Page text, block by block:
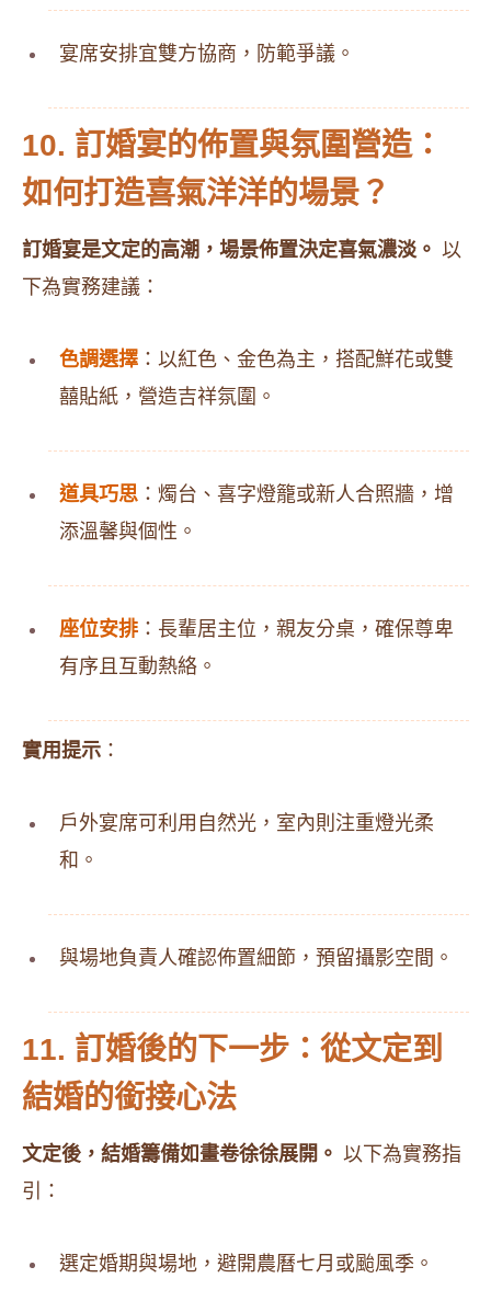
宴席安排宜雙方協商，防範爭議。
10. 訂婚宴的佈置與氛圍營造：
如何打造喜氣洋洋的場景？
訂婚宴是文定的高潮，場景佈置決定喜氣濃淡。 以
下為實務建議：
色調選擇 ：以紅色、金色為主，搭配鮮花或雙
囍貼紙，營造吉祥氛圍。
道具巧思 ：燭台、喜字燈籠或新人合照牆，增
添溫馨與個性。
座位安排 ：長輩居主位，親友分桌，確保尊卑
有序且互動熱絡。
實用提示 ：
戶外宴席可利用自然光，室內則注重燈光柔
和。
與場地負責人確認佈置細節，預留攝影空間。
11. 訂婚後的下一步：從文定到
結婚的銜接心法
文定後，結婚籌備如畫卷徐徐展開。 以下為實務指
引：
選定婚期與場地，避開農曆七月或颱風季。